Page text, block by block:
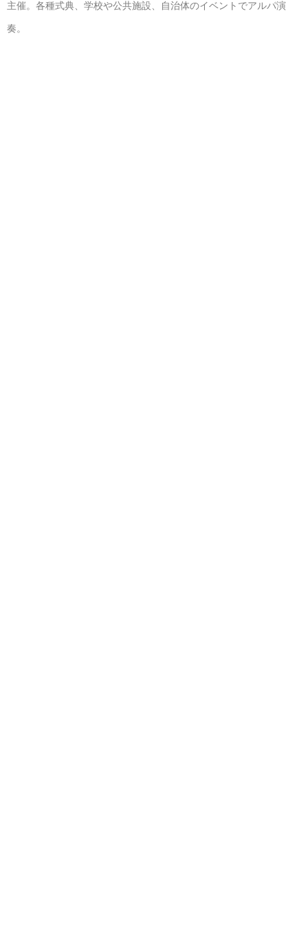
主催。各種式典、学校や公共施設、自治体のイベントでアルパ演
奏。